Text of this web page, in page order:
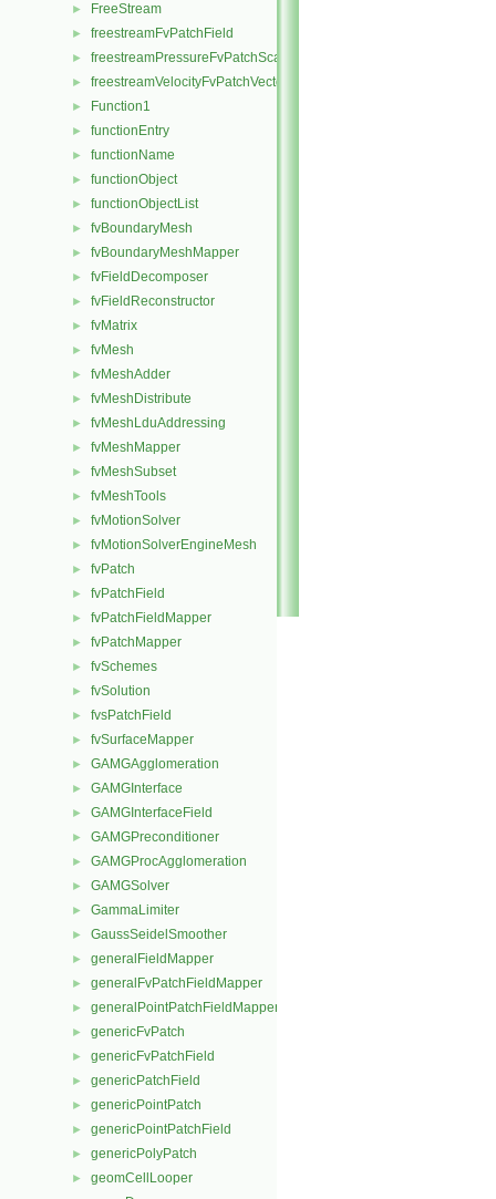
► FreeStream
► freestreamFvPatchField
► freestreamPressureFvPatchScalarField
► freestreamVelocityFvPatchVectorField
► Function1
► functionEntry
► functionName
► functionObject
► functionObjectList
► fvBoundaryMesh
► fvBoundaryMeshMapper
► fvFieldDecomposer
► fvFieldReconstructor
► fvMatrix
► fvMesh
► fvMeshAdder
► fvMeshDistribute
► fvMeshLduAddressing
► fvMeshMapper
► fvMeshSubset
► fvMeshTools
► fvMotionSolver
► fvMotionSolverEngineMesh
► fvPatch
► fvPatchField
► fvPatchFieldMapper
► fvPatchMapper
► fvSchemes
► fvSolution
► fvsPatchField
► fvSurfaceMapper
► GAMGAgglomeration
► GAMGInterface
► GAMGInterfaceField
► GAMGPreconditioner
► GAMGProcAgglomeration
► GAMGSolver
► GammaLimiter
► GaussSeidelSmoother
► generalFieldMapper
► generalFvPatchFieldMapper
► generalPointPatchFieldMapper
► genericFvPatch
► genericFvPatchField
► genericPatchField
► genericPointPatch
► genericPointPatchField
► genericPolyPatch
► geomCellLooper